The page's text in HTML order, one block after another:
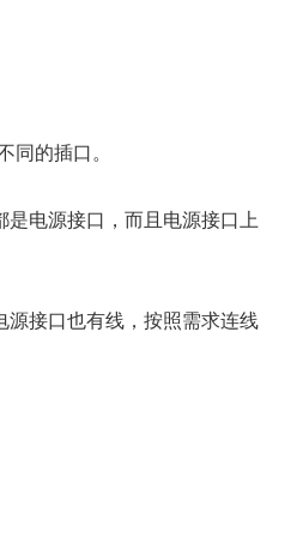
的插口。
电源接口，而且电源接口上
接口也有线，按照需求连线